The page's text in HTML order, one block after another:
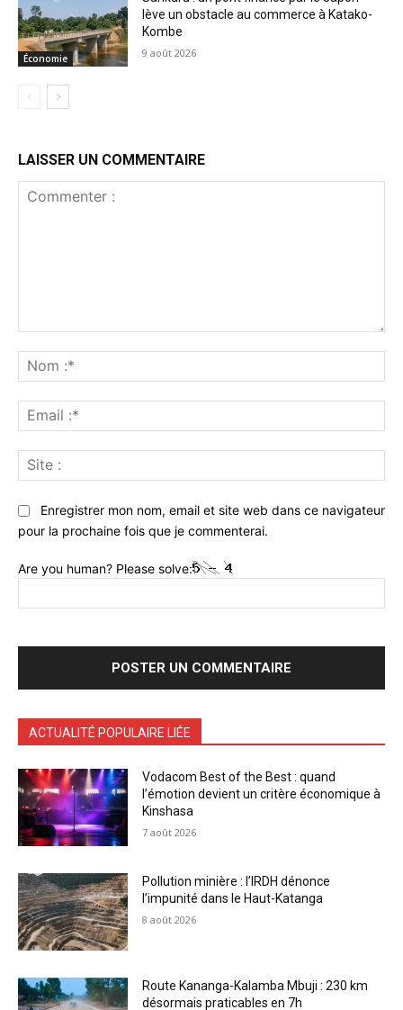
Économie
lève un obstacle au commerce à Katako-
Kombe
9 août 2026
LAISSER UN COMMENTAIRE
:*
:*
:
Enregistrer mon nom, email et site web dans ce navigateur
pour la prochaine fois que je commenterai.
Are you human? Please solve:
ACTUALITÉ POPULAIRE LIÉE
Vodacom Best of the Best : quand
l’émotion devient un critère économique à
Kinshasa
7 août 2026
Pollution minière : l’IRDH dénonce
l’impunité dans le Haut-Katanga
8 août 2026
Route Kananga-Kalamba Mbuji : 230 km
désormais praticables en 7h